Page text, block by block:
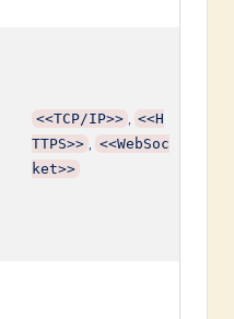
<<TCP/IP>>
<<H
TTPS>>
<<WebSoc
ket>>